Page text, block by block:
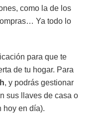
como la de los
Ya todo lo
para que te
de tu hogar. Para
, y podrás gestionar
sus llaves de casa o
hoy en día).